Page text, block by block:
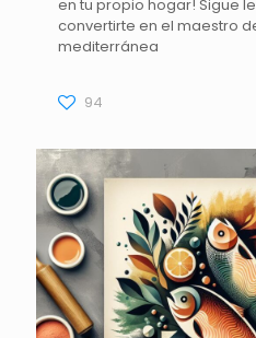
en tu propio hogar! Sigue
convertirte en el maestro
mediterránea
94